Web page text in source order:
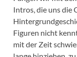
Intros, die uns die
Figuren nicht
mit der Zeit